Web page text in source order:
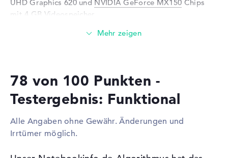
Eingabegeräte
Tastatur, Touchpad (Multi-
Bluetooth
Bluetooth 4.1
Erweiterung / Konnektivität
C
Video
1 x 2-in-1 Audio Jack
UHD Graphics 620 und NVIDIA GeForce MX150 Chips
mit 4 GB Videospeicher.
Wieviel Speicher hat das Lenovo IdeaPad 530S-14IKB
von 8 Gigabyte. Total sollten 16 GB in dieses Notebook
Arbeitsspeicher-Typ DDR4 SDRAM (PC4-19200 - 2400
Schwarz liefert eine Festplatte Speicherkapazität von 256
GB SSD.
78 von 100 Punkten -
Testergebnis: Funktional
Alle Angaben ohne Gewähr. Änderungen und
Irrtümer möglich.